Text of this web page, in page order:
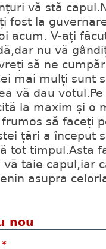
vă stă
fost la
acum. V-ați
nu vă
să ne
mai mulți sunt
vă dau
la maxim și o
să faceți
țări a început
tot timpul.Asta
taie capul,iar
asupra
nou
*